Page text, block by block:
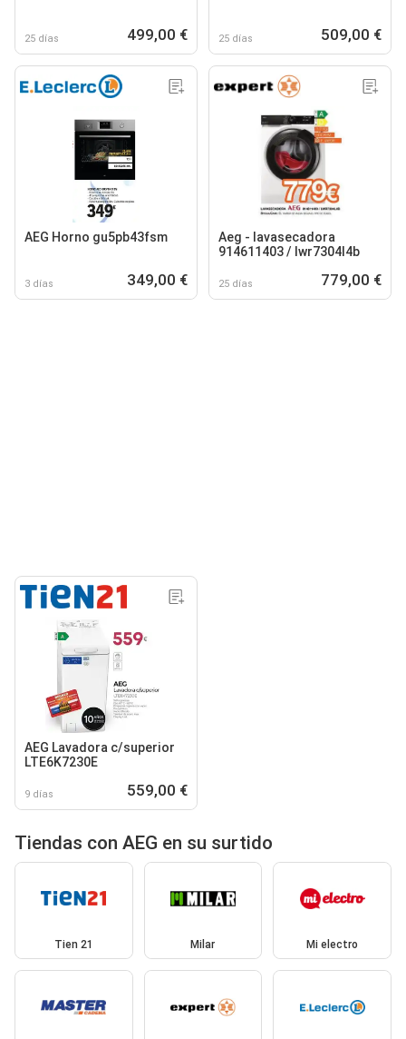
25 días 499,00 € 25 días 509,00 €
AEG Horno gu5pb43fsm
3 días 349,00 €
Aeg - lavasecadora
914611403 / lwr7304l4b
25 días 779,00 €
AEG Lavadora c/superior
LTE6K7230E
9 días 559,00 €
Tiendas con AEG en su surtido
Tien 21 Milar Mi electro